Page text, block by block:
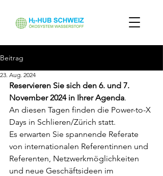
Beitrag
23. Aug. 2024
Reservieren Sie sich den 6. und 7.
November 2024 in Ihrer Agenda.
An diesen Tagen finden die Power-to-X
Days in Schlieren/Zürich statt.
Es erwarten Sie spannende Referate
von internationalen Referentinnen und
Referenten, Netzwerkmöglichkeiten
und neue Geschäftsideen im